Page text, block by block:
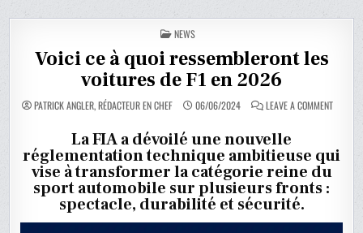
POSTED
IN
NEWS
Voici ce à quoi ressembleront les
voitures de F1 en 2026
PATRICK ANGLER, RÉDACTEUR EN CHEF 06/06/2024 LEAVE A COMMENTON
LES
La FIA a dévoilé une nouvelle
réglementation technique ambitieuse qui
vise à transformer la catégorie reine du
sport automobile sur plusieurs fronts :
spectacle, durabilité et sécurité.